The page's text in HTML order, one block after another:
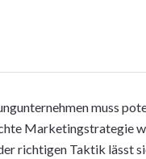
muss
Marketingstrategie
richtigen Taktik lässt